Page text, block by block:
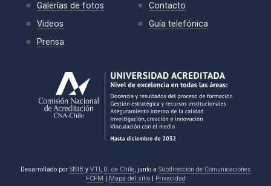
Galerías de fotos
Videos
Prensa
Contacto
Guía telefónica
Desarrollado por SISIB y VTI , U. de Chile, junto a Subdirección de Comunicaciones
FCFM
Mapa del sitio| Privacidad